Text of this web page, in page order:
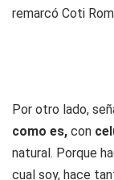
remarcó Coti
Por otro lado,
como es, con
natural. Porque
cual soy, hace